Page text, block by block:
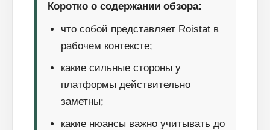
Коротко о содержании обзора:
что собой представляет Roistat в
рабочем контексте;
какие сильные стороны у
платформы действительно
заметны;
какие нюансы важно учитывать до